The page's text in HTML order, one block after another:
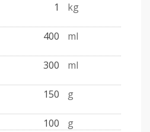
1
kg
400
ml
300
ml
150
g
100
g